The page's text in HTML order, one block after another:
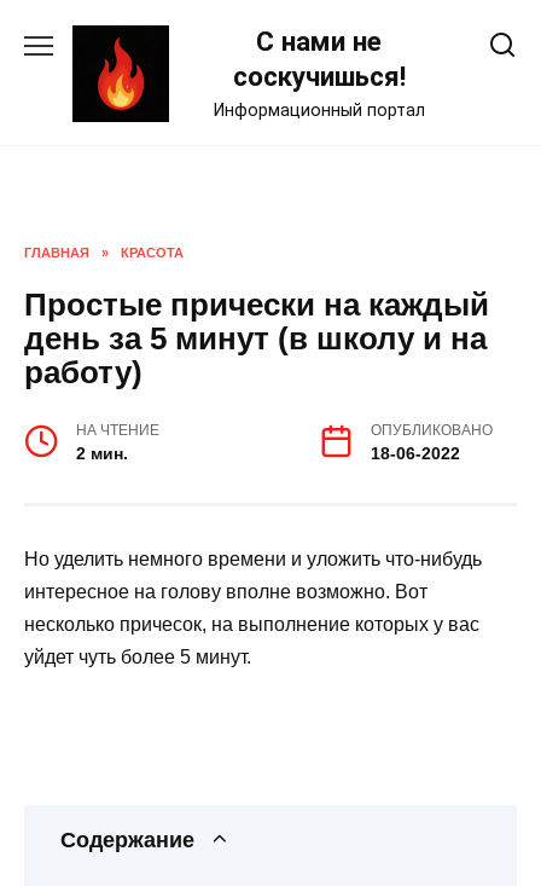
С нами не
соскучишься!
Информационный портал
ГЛАВНАЯ » КРАСОТА
Простые прически на каждый
день за 5 минут (в школу и на
работу)
НА ЧТЕНИЕ
2 мин.
ОПУБЛИКОВАНО
18-06-2022
Но уделить немного времени и уложить что-нибудь
интересное на голову вполне возможно. Вот
несколько причесок, на выполнение которых у вас
уйдет чуть более 5 минут.
Содержание